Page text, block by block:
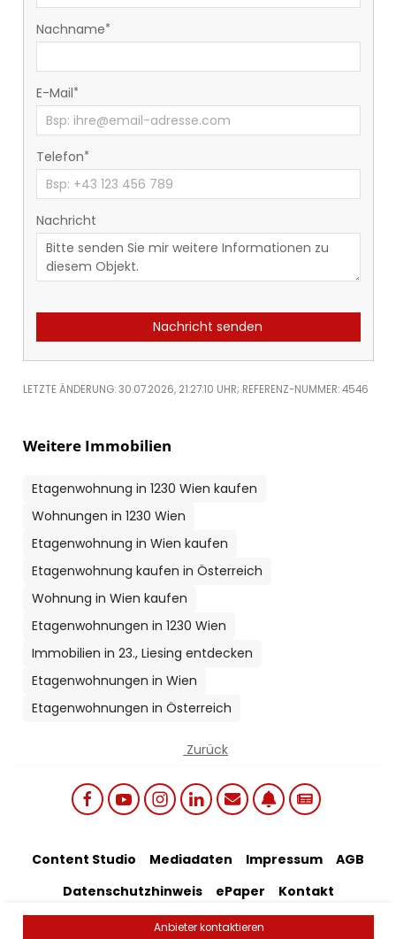
Nachname
E-Mail
Telefon
Nachricht
Nachricht senden
Anbieter kontaktieren
LETZTE ÄNDERUNG: 30.07.2026, 21:27:10 UHR; REFERENZ-NUMMER: 4546
Weitere Immobilien
Etagenwohnung in 1230 Wien kaufen
Wohnungen in 1230 Wien
Etagenwohnung in Wien kaufen
Etagenwohnung kaufen in Österreich
Wohnung in Wien kaufen
Etagenwohnungen in 1230 Wien
Immobilien in 23., Liesing entdecken
Etagenwohnungen in Wien
Etagenwohnungen in Österreich
Zurück
Social links menu
Footer Bottom Menu
Content Studio Mediadaten Impressum
AGB
Datenschutzhinweis
ePaper
Kontakt
Artikel-Feedback